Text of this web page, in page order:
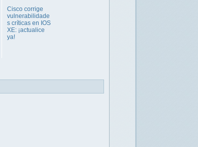
Cisco corrige
vulnerabilidade
s críticas en IOS
XE: ¡actualice
ya!